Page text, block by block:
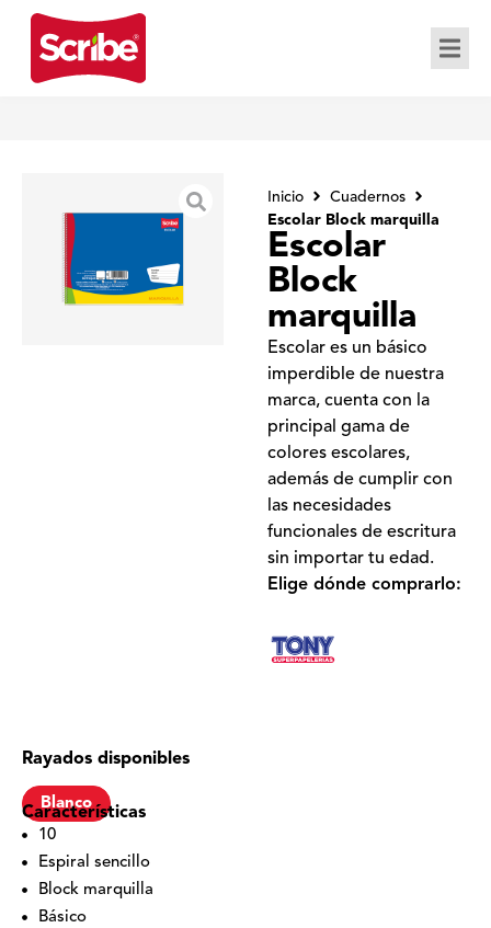
Inicio
Cuadernos
Escolar Block marquilla
Escolar
Block
marquilla
Escolar es un básico
imperdible de nuestra
marca, cuenta con la
principal gama de
colores escolares,
además de cumplir con
las necesidades
funcionales de escritura
sin importar tu edad.
Elige dónde comprarlo:
Rayados disponibles
Blanco
Características
10
Espiral sencillo
Block marquilla
Básico